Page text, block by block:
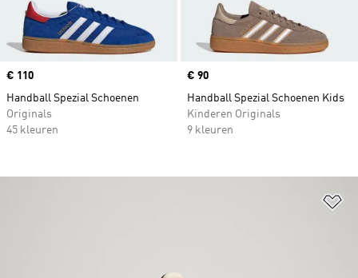
Price
€ 110
Handball Spezial Schoenen
Originals
45 kleuren
Price
€ 90
Handball Spezial Schoenen Kids
Kinderen Originals
9 kleuren